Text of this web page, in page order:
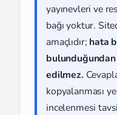
yayınevleri ve
bağı yoktur.
amaçlıdır; hata
edilmez.
kopyalanması
incelenmesi